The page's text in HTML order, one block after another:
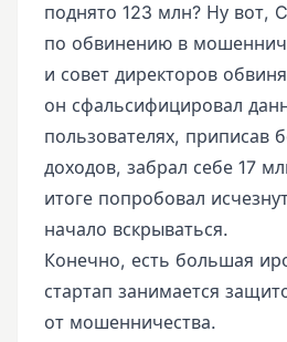
поднято 123 млн? Ну вот,
по обвинению в
и совет директоров
он сфальсифицировал
пользователях, приписав
доходов, забрал себе 17
итоге попробовал
начало вскрываться.
Конечно, есть большая
стартап занимается
от мошенничества.